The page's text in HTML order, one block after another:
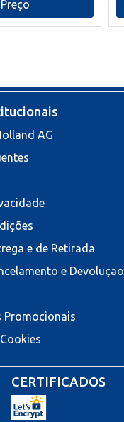
AG
e de Retirada
e Devoluçao
Promocionais
CERTIFICADOS